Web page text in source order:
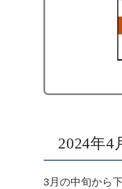
2024年4
3月の中旬から